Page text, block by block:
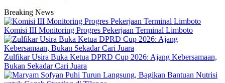
Breaking News
Komisi III Monitoring Progres Pekerjaan Terminal Limboto
Zulfikar Usira Buka Ketua DPRD Cup 2026: Ajang Kebersamaan,
Bukan Sekadar Cari Juara